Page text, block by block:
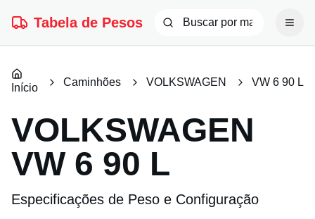
Tabela de Pesos
Início Caminhões VOLKSWAGEN VW 6 90 L
VOLKSWAGEN
VW 6 90 L
Especificações de Peso e Configuração